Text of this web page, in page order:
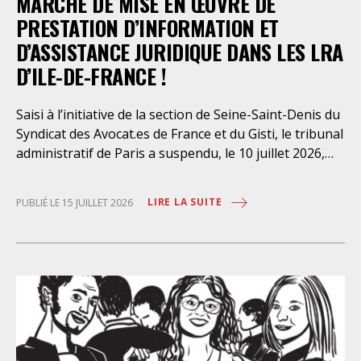
PRESTATION D’INFORMATION ET
D’ASSISTANCE JURIDIQUE DANS LES LRA
D’ILE-DE-FRANCE !
Saisi à l’initiative de la section de Seine-Saint-Denis du
Syndicat des Avocat.es de France et du Gisti, le tribunal
administratif de Paris a suspendu, le 10 juillet 2026,
juridique des étrangers maintenus dans les locaux de
droits fondamentaux des personnes retenues et
contreviennent de manière flagrante aux règles
déontologiques régissant la profession d’avocat. Ainsi,
l’assistance dont bénéficient les personnes retenues,
PUBLIÉ LE 15 JUILLET 2026 LIRE LA SUITE